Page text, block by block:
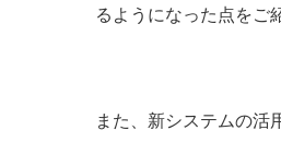
るようになった点をご
また、新システムの活